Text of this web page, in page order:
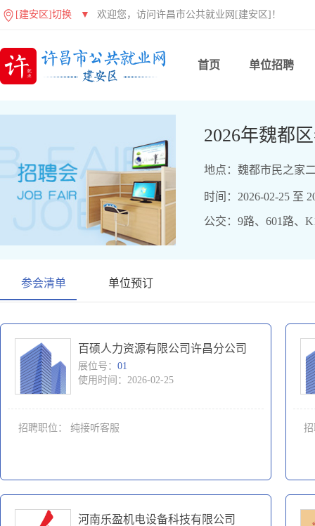
[建安区]切换 ▼ 欢迎您，访问许昌市公共就业网[建安区]！
首页 单位招聘
2026年魏都
地点：魏都市民之家
时间：2026-02-25 至
公交：9路、601路、
参会清单 单位预订
百硕人力资源有限公司许昌分公司
展位号： 01
使用时间：2026-02-25
招聘职位： 纯接听客服
河南乐盈机电设备科技有限公司